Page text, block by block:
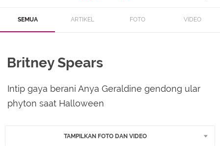
SEMUA ARTIKEL FOTO VIDEO
Britney Spears
Intip gaya berani Anya Geraldine gendong ular
phyton saat Halloween
TAMPILKAN FOTO DAN VIDEO